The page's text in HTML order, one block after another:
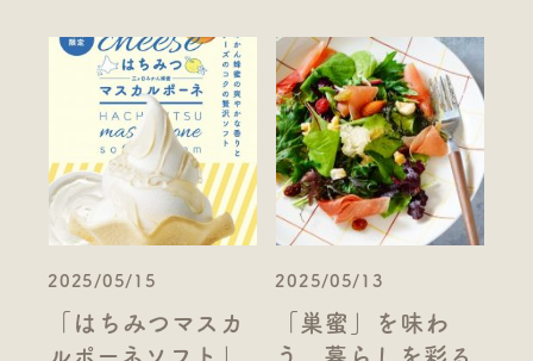
2025/05/15
「はちみつマスカ
ルポーネソフト」
2025/05/13
「巣蜜」を味わ
う、暮らしを彩る